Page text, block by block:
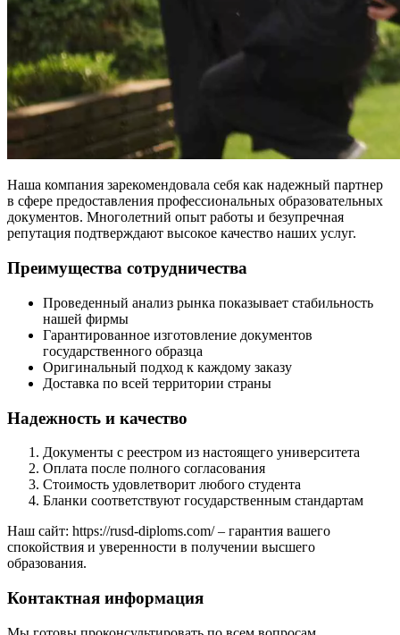
Наша компания зарекомендовала себя как надежный партнер
в сфере предоставления профессиональных образовательных
документов. Многолетний опыт работы и безупречная
репутация подтверждают высокое качество наших услуг.
Преимущества сотрудничества
Проведенный анализ рынка показывает стабильность
нашей фирмы
Гарантированное изготовление документов
государственного образца
Оригинальный подход к каждому заказу
Доставка по всей территории страны
Надежность и качество
Документы с реестром из настоящего университета
Оплата после полного согласования
Стоимость удовлетворит любого студента
Бланки соответствуют государственным стандартам
Наш сайт: https://rusd-diploms.com/ – гарантия вашего
спокойствия и уверенности в получении высшего
образования.
Контактная информация